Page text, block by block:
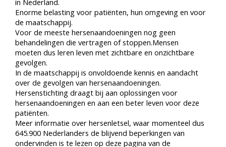
in Nederland.
Enorme belasting voor patiënten, hun omgeving en voor
de maatschappij.
Voor de meeste hersenaandoeningen nog geen
behandelingen die vertragen of stoppen.Mensen
moeten dus leren leven met zichtbare en onzichtbare
gevolgen.
In de maatschappij is onvoldoende kennis en aandacht
over de gevolgen van hersenaandoeningen.
Hersenstichting draagt bij aan oplossingen voor
hersenaandoeningen en aan een beter leven voor deze
patiënten.
Meer informatie over hersenletsel, waar momenteel dus
645.900 Nederlanders de blijvend beperkingen van
ondervinden is te lezen op deze pagina van de